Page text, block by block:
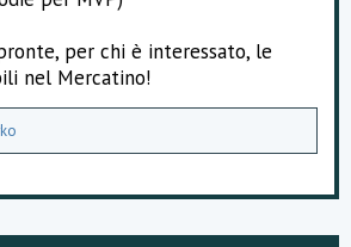
per chi è interessato, le
nel Mercatino!